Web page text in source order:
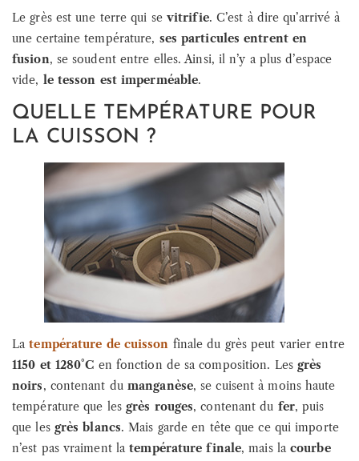
Le grès est une terre qui se vitrifie. C’est à dire qu’arrivé à
une certaine température, ses particules entrent en
fusion, se soudent entre elles. Ainsi, il n’y a plus d’espace
vide, le tesson est imperméable.
QUELLE TEMPÉRATURE POUR
LA CUISSON ?
Latempérature de cuisson finale du grès peut varier entre
1150 et 1280°C en fonction de sa composition. Les grès
noirs, contenant du manganèse, se cuisent à moins haute
température que les grès rouges, contenant du fer, puis
que les grès blancs. Mais garde en tête que ce qui importe
n’est pas vraiment latempérature finale, mais lacourbe